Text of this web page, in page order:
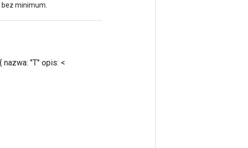
minimum.
"T" opis: <